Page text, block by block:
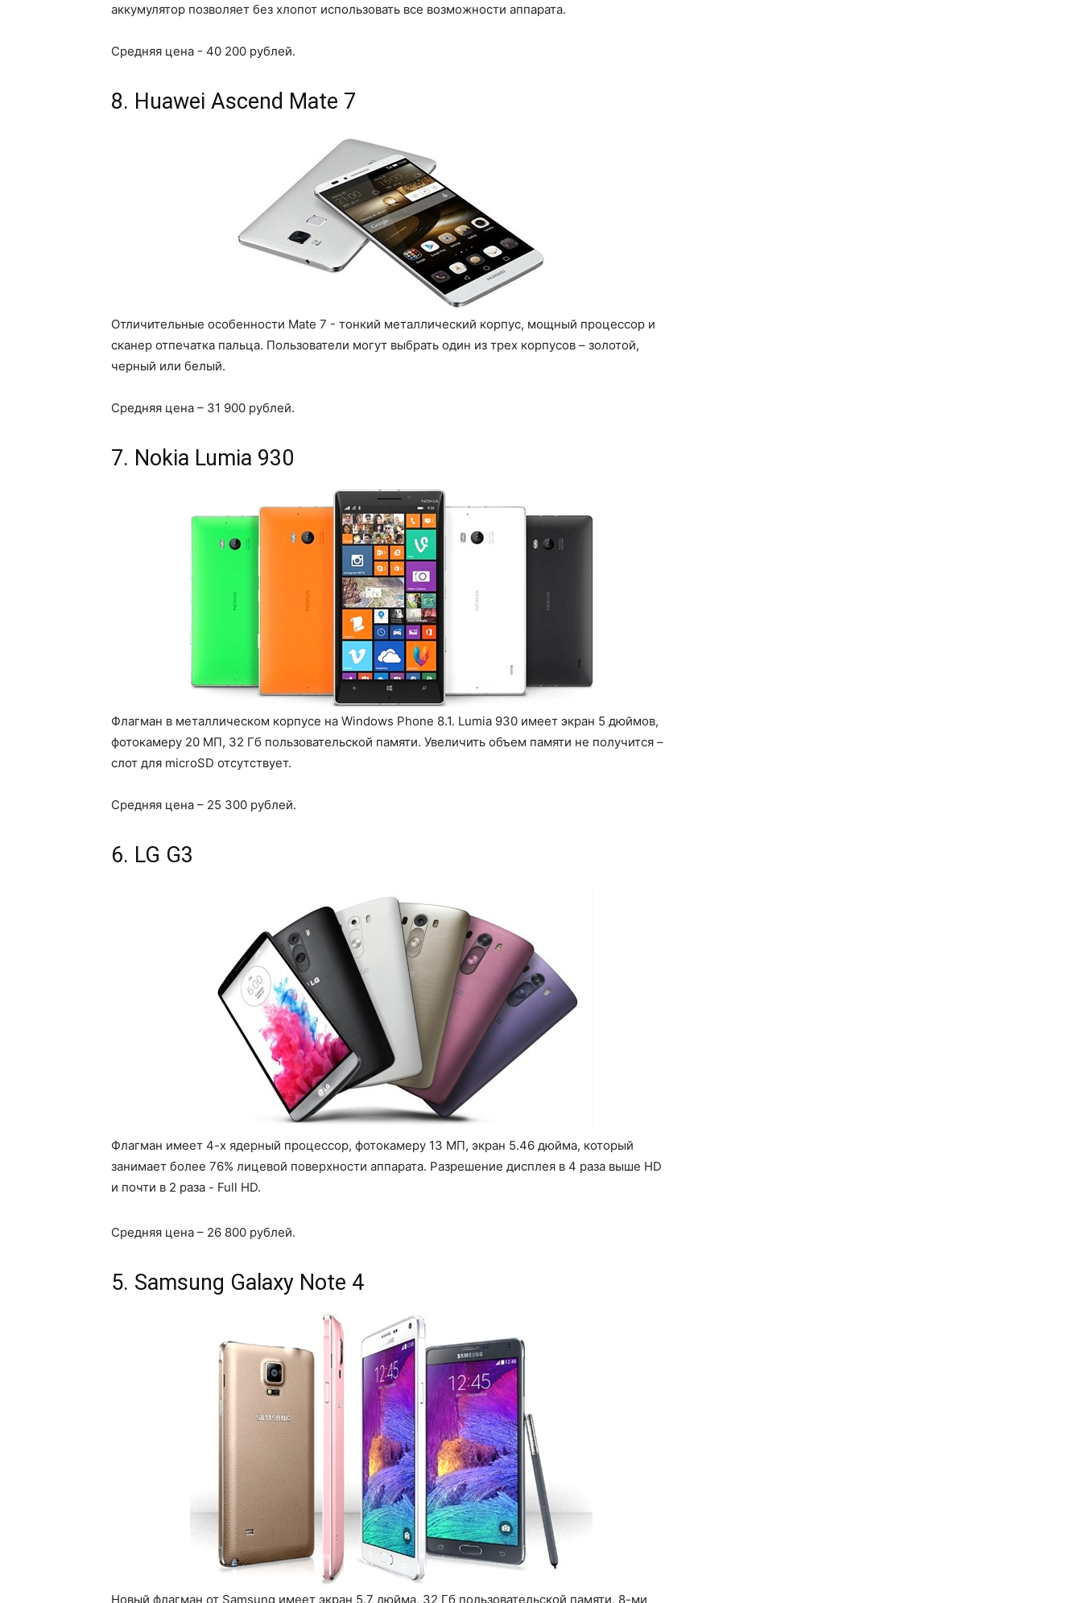
аккумулятор позволяет без хлопот использовать все возможности аппарата.
Средняя цена - 40 200 рублей.
8. Huawei Ascend Mate 7
Отличительные особенности Mate 7 - тонкий металлический корпус, мощный процессор и
сканер отпечатка пальца. Пользователи могут выбрать один из трех корпусов – золотой,
черный или белый.
Средняя цена – 31 900 рублей.
7. Nokia Lumia 930
Флагман в металлическом корпусе на Windows Phone 8.1. Lumia 930 имеет экран 5 дюймов,
фотокамеру 20 МП, 32 Гб пользовательской памяти. Увеличить объем памяти не получится –
слот для microSD отсутствует.
Средняя цена – 25 300 рублей.
6. LG G3
Флагман имеет 4-х ядерный процессор, фотокамеру 13 МП, экран 5.46 дюйма, который
занимает более 76% лицевой поверхности аппарата. Разрешение дисплея в 4 раза выше HD
и почти в 2 раза - Full HD.
Средняя цена – 26 800 рублей.
5. Samsung Galaxy Note 4
Новый флагман от Samsung имеет экран 5.7 дюйма, 32 Гб пользовательской памяти, 8-ми